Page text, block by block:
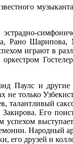
Рано Шарипова,
играют в
оркестром
Паулс и
только
талантливый
Его
успехом
Народный
его друзей и